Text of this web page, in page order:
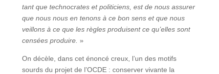
tant que technocrates et politiciens, est de nous assurer
que nous nous en tenons à ce bon sens et que nous
veillons à ce que les règles produisent ce qu’elles sont
censées produire. »
On décèle, dans cet énoncé creux, l’un des motifs
sourds du projet de l’OCDE : conserver vivante la